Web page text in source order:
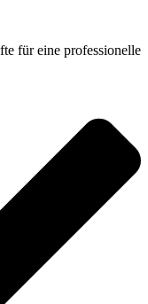
für eine professionelle